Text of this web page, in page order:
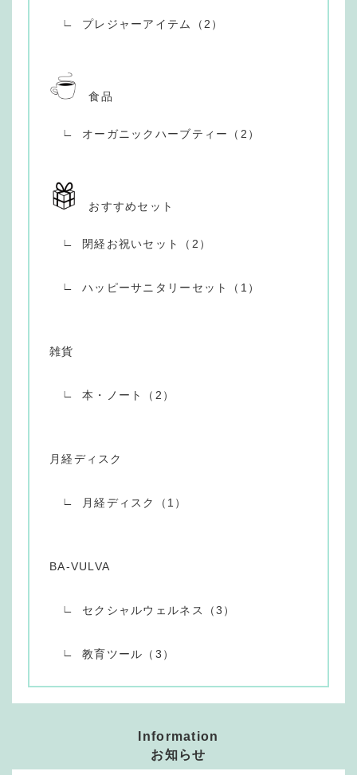
プレジャーアイテム（2）
食品
オーガニックハーブティー（2）
おすすめセット
閉経お祝いセット（2）
ハッピーサニタリーセット（1）
雑貨
本・ノート（2）
月経ディスク
月経ディスク（1）
BA-VULVA
セクシャルウェルネス（3）
教育ツール（3）
Information
お知らせ